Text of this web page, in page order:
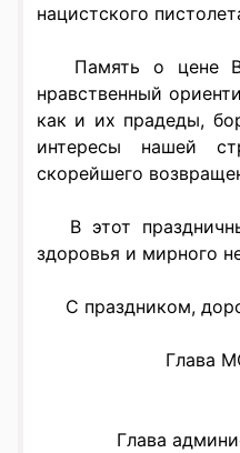
нацистского
Память о цене
нравственный
как и их прадеды,
интересы нашей
скорейшего
В этот
здоровья и мирного
С праздником,
Глава
Глава